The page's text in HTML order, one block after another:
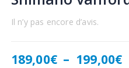
Il n’y pas encore d’avis.
189,00€ – 199,00€